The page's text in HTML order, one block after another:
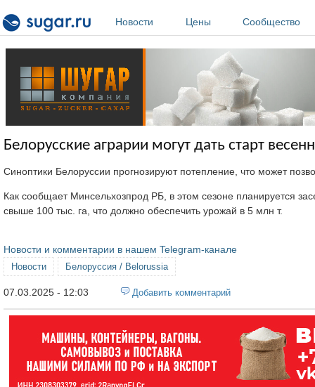
Новости
Цены Сообщество
Белорусские аграрии могут дать старт
Синоптики Белоруссии прогнозируют потепление, что может
Как сообщает Минсельхозпрод РБ, в этом сезоне планируется
свыше 100 тыс. га, что должно обеспечить урожай в 5 млн т.
Новости и комментарии в нашем Telegram-канале
Новости Белоруссия / Belorussia
07.03.2025 - 12:03 Добавить комментарий